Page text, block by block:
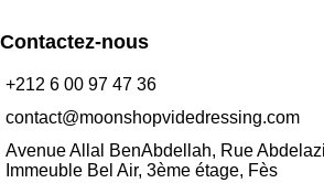
Contactez-nous
+212 6 00 97 47 36
contact@moonshopvidedressing.com
Avenue Allal BenAbdellah, Rue
Immeuble Bel Air, 3ème étage, Fès